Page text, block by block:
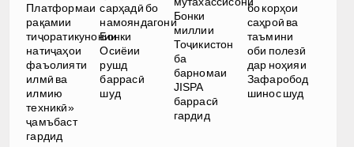
Платформаи
рақамии
тиҷоратикунонии
натиҷаҳои
фаъолияти
илмӣ ва
илмию
техникӣ»
ҷамъбаст
гардид
сарҳадӣ бо
намояндагони
Бонки
Осиёии
рушд
баррасӣ
шуд
Бонки
миллии
Тоҷикистон
ба
барномаи
JISPA
баррасӣ
гардид
бо корҳои
саҳроӣ ва
таъмини
оби полезӣ
дар ноҳияи
Зафаробод
шинос шуд